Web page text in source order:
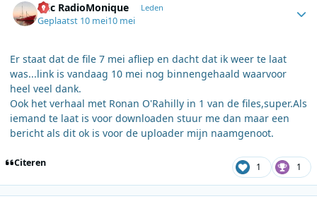
Eric RadioMonique Leden
Geplaatst 10 mei10 mei
Er staat dat de file 7 mei afliep en dacht dat ik weer te laat
was...link is vandaag 10 mei nog binnengehaald waarvoor
heel veel dank.
Ook het verhaal met Ronan O'Rahilly in 1 van de files,super.Als
iemand te laat is voor downloaden stuur me dan maar een
bericht als dit ok is voor de uploader mijn naamgenoot.
Citeren 1 1